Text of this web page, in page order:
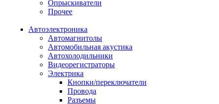
Опрыскиватели
Прочее
Автоэлектроника
Автомагнитолы
Автомобильная акустика
Автохолодильники
Видеорегистраторы
Электрика
Кнопки/переключатели
Провода
Разъемы